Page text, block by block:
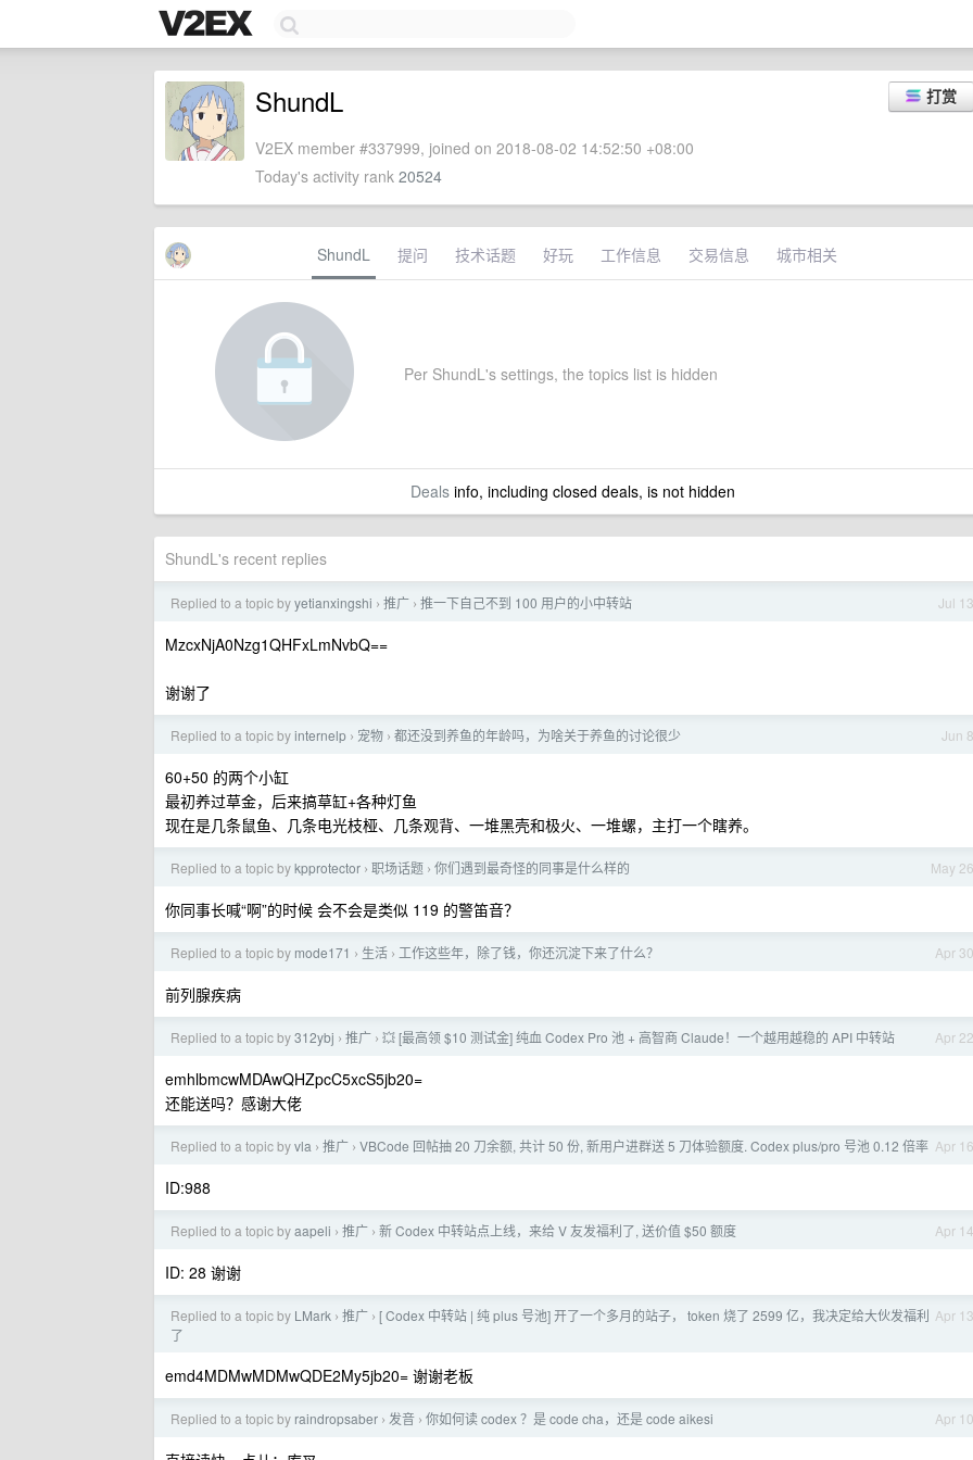
打赏
ShundL
V2EX member #337999, joined on 2018-08-02 14:52:50 +08:00
Today's activity rank 20524
ShundL 提问 技术话题 好玩 工作信息 交易信息 城市相关
Per ShundL's settings, the topics list is hidden
Dealsinfo, including closed deals, is not hidden
ShundL's recent replies
Jul 13
Replied to a topic byyetianxingshi › 推广 › 推一下自己不到 100 用户的小中转站
MzcxNjA0Nzg1QHFxLmNvbQ==
谢谢了
Jun 8
Replied to a topic byinternelp › 宠物 › 都还没到养鱼的年龄吗，为啥关于养鱼的讨论很少
60+50 的两个小缸
最初养过草金，后来搞草缸+各种灯鱼
现在是几条鼠鱼、几条电光枝桠、几条观背、一堆黑壳和极火、一堆螺，主打一个瞎养。
May 26
Replied to a topic bykpprotector › 职场话题 › 你们遇到最奇怪的同事是什么样的
你同事长喊“啊”的时候 会不会是类似 119 的警笛音？
Apr 30
Replied to a topic by mode171 › 生活 › 工作这些年，除了钱，你还沉淀下来了什么？
前列腺疾病
Apr 22
Replied to a topic by312ybj › 推广 › 💥 [最高领 $10 测试金] 纯血 Codex Pro 池 + 高智商 Claude！一个越用越稳的 API 中转站
emhlbmcwMDAwQHZpcC5xcS5jb20=
还能送吗？感谢大佬
Apr 16
Replied to a topic byvla › 推广 › VBCode 回帖抽 20 刀余额, 共计 50 份, 新用户进群送 5 刀体验额度. Codex plus/pro 号池 0.12 倍率
ID:988
Apr 14
Replied to a topic byaapeli › 推广 › 新 Codex 中转站点上线，来给 V 友发福利了, 送价值 $50 额度
ID: 28 谢谢
Apr 13
Replied to a topic by LMark › 推广 › [ Codex 中转站 | 纯 plus 号池] 开了一个多月的站子， token 烧了 2599 亿，我决定给大伙发福利
了
emd4MDMwMDMwQDE2My5jb20= 谢谢老板
Apr 10
Replied to a topic by raindropsaber › 发音 › 你如何读 codex ？是 code cha，还是 code aikesi